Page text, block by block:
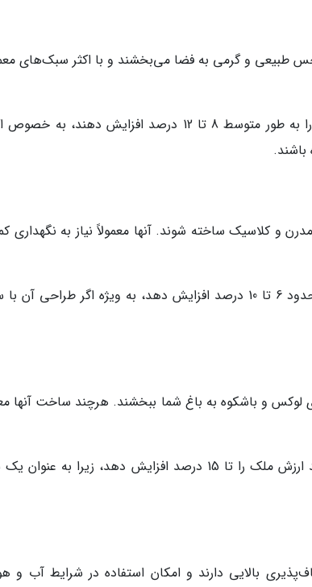
حس طبیعی و گرمی به فضا می‌بخشند و با اکثر سبک‌های
آلاچیق‌های چوبی می‌توانند ارزش ملک را به طور متوسط 8 تا 12 درصد افزایش دهند، به
و کلاسیک ساخته شوند. آنها معمولاً نیاز به نگهداری
این نوع آلاچیق می‌تواند ارزش ملک را حدود 6 تا 10 درصد افزایش دهد، به ویژه اگر طراحی
لوکس و باشکوه به باغ شما ببخشند. هرچند ساخت آنها
یک آلاچیق سنگی خوش‌ساخت می‌تواند ارزش ملک را تا 15 درصد افزایش دهد، زیرا به
بالایی دارند و امکان استفاده در شرایط آب و